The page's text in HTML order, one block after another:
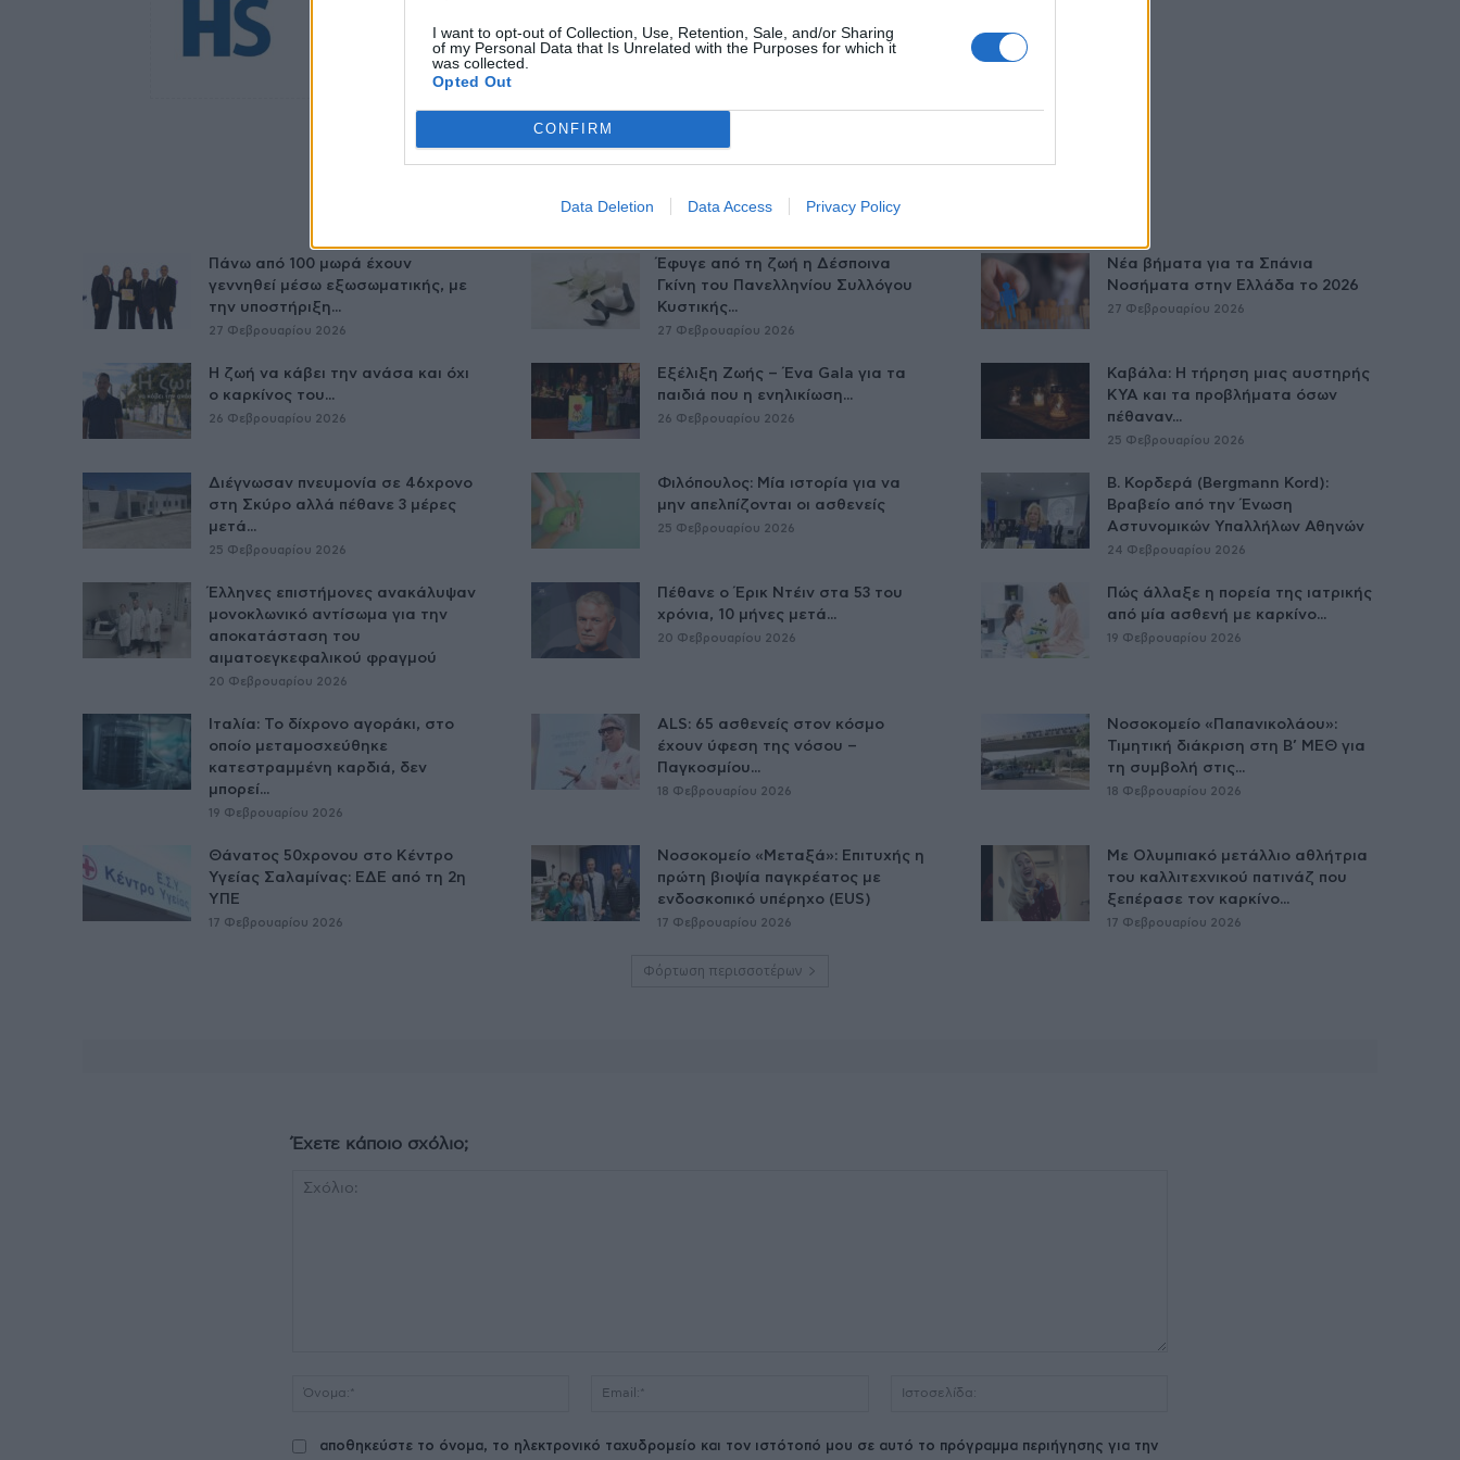
I want to opt-out of Collection, Use, Retention, Sale, and/or Sharing
of my Personal Data that Is Unrelated with the Purposes for which it
was collected.
Opted Out
CONFIRM
Data Deletion Data Access Privacy Policy
Δείτε Ακόμη
Πάνω από 100 μωρά έχουν
γεννηθεί μέσω εξωσωματικής, με
την υποστήριξη...
27 Φεβρουαρίου 2026
Έφυγε από τη ζωή η Δέσποινα
Γκίνη του Πανελληνίου Συλλόγου
Κυστικής...
27 Φεβρουαρίου 2026
Νέα βήματα για τα Σπάνια
Νοσήματα στην Ελλάδα το 2026
27 Φεβρουαρίου 2026
Η ζωή να κάβει την ανάσα και όχι
ο καρκίνος του...
26 Φεβρουαρίου 2026
Εξέλιξη Ζωής – Ένα Gala για τα
παιδιά που η ενηλικίωση...
26 Φεβρουαρίου 2026
Καβάλα: Η τήρηση μιας αυστηρής
ΚΥΑ και τα προβλήματα όσων
πέθαναν...
25 Φεβρουαρίου 2026
Διέγνωσαν πνευμονία σε 46χρονο
στη Σκύρο αλλά πέθανε 3 μέρες
μετά...
25 Φεβρουαρίου 2026
Φιλόπουλος: Μία ιστορία για να
μην απελπίζονται οι ασθενείς
25 Φεβρουαρίου 2026
Β. Κορδερά (Bergmann Kord):
Βραβείο από την Ένωση
Αστυνομικών Υπαλλήλων Αθηνών
24 Φεβρουαρίου 2026
Έλληνες επιστήμονες ανακάλυψαν
μονοκλωνικό αντίσωμα για την
αποκατάσταση του
αιματοεγκεφαλικού φραγμού
20 Φεβρουαρίου 2026
Πέθανε ο Έρικ Ντέιν στα 53 του
χρόνια, 10 μήνες μετά...
20 Φεβρουαρίου 2026
Πώς άλλαξε η πορεία της ιατρικής
από μία ασθενή με καρκίνο...
19 Φεβρουαρίου 2026
Ιταλία: Το δίχρονο αγοράκι, στο
οποίο μεταμοσχεύθηκε
κατεστραμμένη καρδιά, δεν
μπορεί...
19 Φεβρουαρίου 2026
ALS: 65 ασθενείς στον κόσμο
έχουν ύφεση της νόσου –
Παγκοσμίου...
18 Φεβρουαρίου 2026
Νοσοκομείο «Παπανικολάου»:
Τιμητική διάκριση στη Β’ ΜΕΘ για
τη συμβολή στις...
18 Φεβρουαρίου 2026
Θάνατος 50χρονου στο Κέντρο
Υγείας Σαλαμίνας: ΕΔΕ από τη 2η
ΥΠΕ
17 Φεβρουαρίου 2026
Νοσοκομείο «Μεταξά»: Επιτυχής η
πρώτη βιοψία παγκρέατος με
ενδοσκοπικό υπέρηχο (EUS)
17 Φεβρουαρίου 2026
Με Ολυμπιακό μετάλλιο αθλήτρια
του καλλιτεχνικού πατινάζ που
ξεπέρασε τον καρκίνο...
17 Φεβρουαρίου 2026
Φόρτωση περισσοτέρων
Έχετε κάποιο σχόλιο;
αποθηκεύστε το όνομα, το ηλεκτρονικό ταχυδρομείο και τον ιστότοπό μου σε αυτό το πρόγραμμα περιήγησης για την